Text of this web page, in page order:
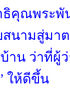
คุณพระพั
นามสู่มา
าน ว่าที่
ให้ดีขึ้น